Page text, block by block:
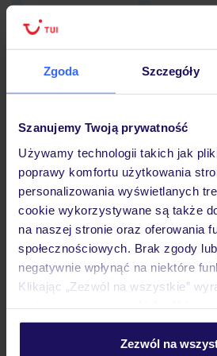
Zgoda Szczegóły
Szanujemy Twoją prywatność
Używamy technologii takich jak
poprawy komfortu użytkowania
personalizowania wyświetlanych
cookie wykorzystywane są także
na naszej stronie oraz oferowania
społecznościowych. Brak zgody
negatywnie wpłynąć na niektóre
Klikając „Zezwól na wszystkie”
personalizować swój wybór
Zezwól na
Opinie
Pokoje
Wyżywienie
Atrakcje